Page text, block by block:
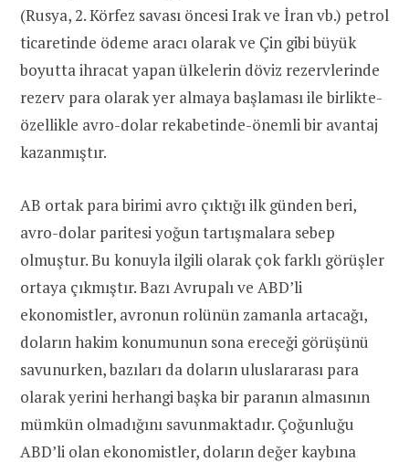
(Rusya, 2. Körfez savası öncesi Irak ve İran vb.) petrol
ticaretinde ödeme aracı olarak ve Çin gibi büyük
boyutta ihracat yapan ülkelerin döviz rezervlerinde
rezerv para olarak yer almaya başlaması ile birlikte-
özellikle avro-dolar rekabetinde-önemli bir avantaj
kazanmıştır.
AB ortak para birimi avro çıktığı ilk günden beri,
avro-dolar paritesi yoğun tartışmalara sebep
olmuştur. Bu konuyla ilgili olarak çok farklı görüşler
ortaya çıkmıştır. Bazı Avrupalı ve ABD’li
ekonomistler, avronun rolünün zamanla artacağı,
doların hakim konumunun sona ereceği görüşünü
savunurken, bazıları da doların uluslararası para
olarak yerini herhangi başka bir paranın almasının
mümkün olmadığını savunmaktadır. Çoğunluğu
ABD’li olan ekonomistler, doların değer kaybına